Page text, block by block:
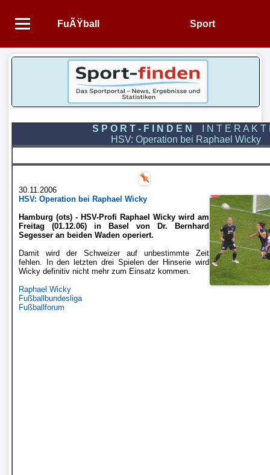
FuÃŸball Sport
Startseite
Alle
News
Bundesliga
2.
Bundesliga
3.
DFB-
S P O R T - F I N D E N
I N T E R A K T
HSV: Operation bei Raphael Wicky
30.11.2006
HSV: Operation bei Raphael Wicky
Hamburg (ots) - HSV-Profi Raphael Wicky wird am
Freitag (01.12.06) in Basel von Dr. Bernhard
Segesser an beiden Waden operiert.
Damit wird der Schweizer auf unbestimmte Zeit
fehlen. In den letzten drei Spielen der Hinserie wird
Wicky definitiv nicht mehr zum Einsatz kommen.
Raphael Wicky
Fußballbundesliga
Fußballforum